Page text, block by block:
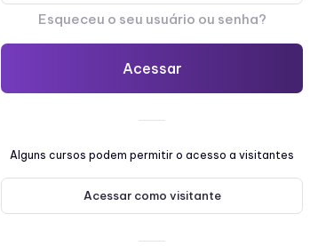
Esqueceu o seu usuário ou senha?
Acessar
Alguns cursos podem permitir o acesso a visitantes
Acessar como visitante